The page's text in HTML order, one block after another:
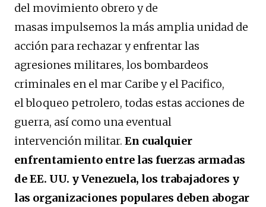
del movimiento obrero y de
masas impulsemos la más amplia unidad de
acción para rechazar y enfrentar las
agresiones militares, los bombardeos
criminales en el mar Caribe y el Pacifico,
el bloqueo petrolero, todas estas acciones de
guerra, así como una eventual
intervención militar. En cualquier
enfrentamiento entre las fuerzas armadas
de EE. UU. y Venezuela, los trabajadores y
las organizaciones populares deben abogar